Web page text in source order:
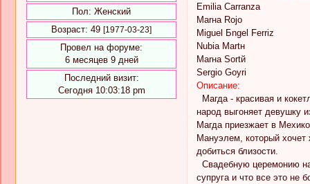
Пол: Женский
Возраст: 49 [1977-03-23]
Провел на форуме:
6 месяцев 9 дней
Последний визит:
Сегодня 10:03:18 pm
Emilia Carranza
Marнa Rojo
Miguel Бngel Ferriz
Nubia Martн
Marнa Sortй
Sergio Goyri
Описание:
Магда - красивая и
народ выгоняет девушку
Магда приезжает в
Мануэлем, который
добиться близости.
Свадебную церемонию
супруга и что все это не